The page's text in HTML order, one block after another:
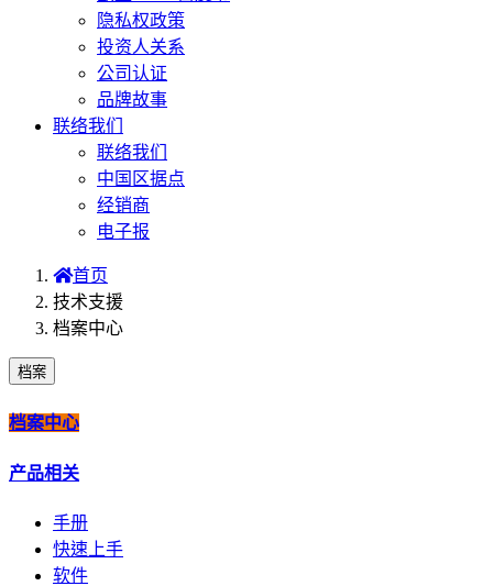
隐私权政策
投资人关系
公司认证
品牌故事
联络我们
联络我们
中国区据点
经销商
电子报
首页
技术支援
档案中心
档案
档案中心
产品相关
手册
快速上手
软件